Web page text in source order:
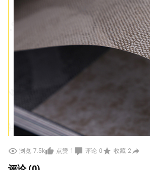
浏览 7.5k 点赞 1 评论 0 收藏 2